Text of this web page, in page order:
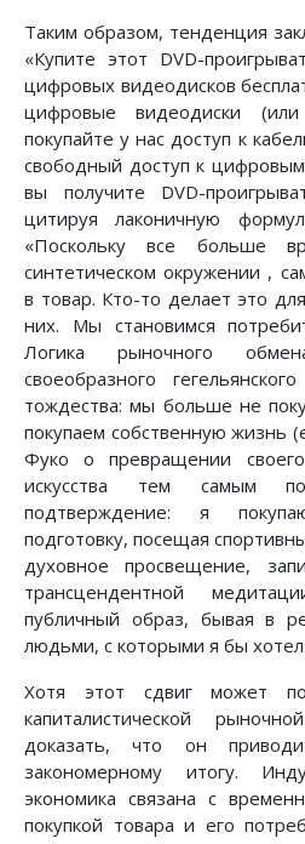
Таким образом, тенденция
«Купите этот DVD-
цифровых видеодисков
цифровые видеодиски
покупайте у нас доступ к
свободный доступ к
вы получите DVD-
цитируя лаконичную
«Поскольку все больше
синтетическом окружении ,
в товар. Кто-то делает это
них. Мы становимся
Логика рыночного
своеобразного
тождества: мы больше не
покупаем собственную жизнь
Фуко о превращении
искусства тем самым
подтверждение: я
подготовку, посещая
духовное просвещение,
трансцендентной
публичный образ, бывая в
людьми, с которыми я бы хотел
Хотя этот сдвиг может
капиталистической
доказать, что он
закономерному итогу.
экономика связана с
покупкой товара и его